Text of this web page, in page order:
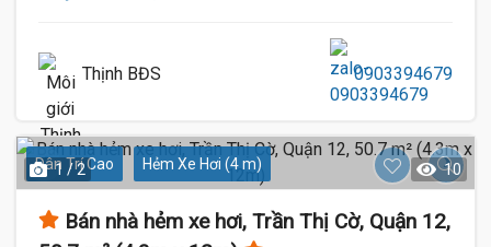
Thịnh BĐS 0903394679
Dân Trí Cao Hẻm Xe Hơi (4 m)
1 / 2 10
Bán nhà hẻm xe hơi, Trần Thị Cờ, Quận 12,